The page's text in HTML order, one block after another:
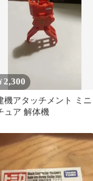
2,300
機アタッチメント ミニ
ュア 解体機